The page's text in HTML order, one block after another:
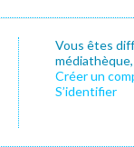
Vous êtes
Créer un
S’identifier